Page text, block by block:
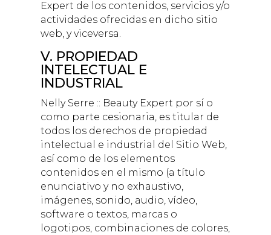
Expert de los contenidos, servicios y/o
actividades ofrecidas en dicho sitio
web, y viceversa.
V. PROPIEDAD
INTELECTUAL E
INDUSTRIAL
Nelly Serre :: Beauty Expert por sí o
como parte cesionaria, es titular de
todos los derechos de propiedad
intelectual e industrial del Sitio Web,
así como de los elementos
contenidos en el mismo (a título
enunciativo y no exhaustivo,
imágenes, sonido, audio, vídeo,
software o textos, marcas o
logotipos, combinaciones de colores,